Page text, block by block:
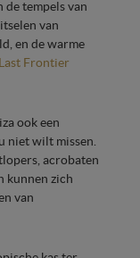
de tempels van
van
en de warme
Frontier
ook een
niet wilt missen.
acrobaten
kunnen zich
van